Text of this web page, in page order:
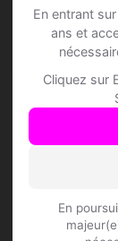
En entrant
ans et
Cliquez sur
En